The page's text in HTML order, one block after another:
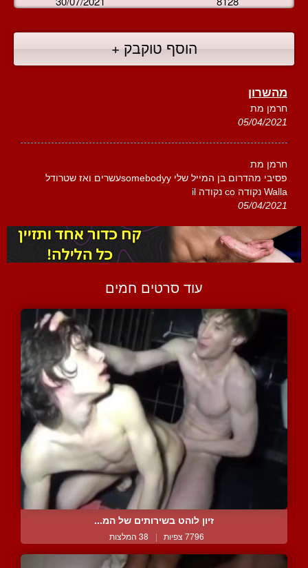
הוסף טוקבק +
מהשרון
חרמן מת
05/04/2021
חרמן מת
פסיבי מהדרום בן המייל שלי somebodyyעשרים ואז שטרודל
Walla נקודה co נקודה il
05/04/2021
עוד סרטים חמים
זיון לוהט בשירותים של המ...
7796 צפיות | 38 המלצות